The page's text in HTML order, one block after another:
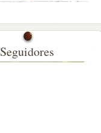
Seguidores